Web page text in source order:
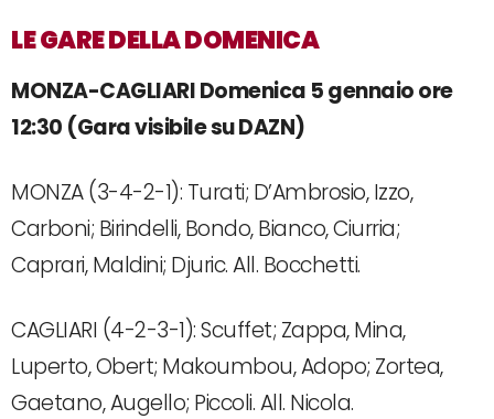
LE GARE DELLA DOMENICA
MONZA-CAGLIARI Domenica 5 gennaio ore
12:30 (Gara visibile su DAZN)
MONZA (3-4-2-1): Turati; D’Ambrosio, Izzo,
Carboni; Birindelli, Bondo, Bianco, Ciurria;
Caprari, Maldini; Djuric. All. Bocchetti.
CAGLIARI (4-2-3-1): Scuffet; Zappa, Mina,
Luperto, Obert; Makoumbou, Adopo; Zortea,
Gaetano, Augello; Piccoli. All. Nicola.